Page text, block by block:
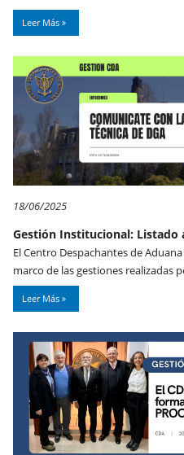
Leer Más
18/06/2025
Gestión Institucional: Listado
El Centro Despachantes de
marco de las gestiones realizadas
Leer Más